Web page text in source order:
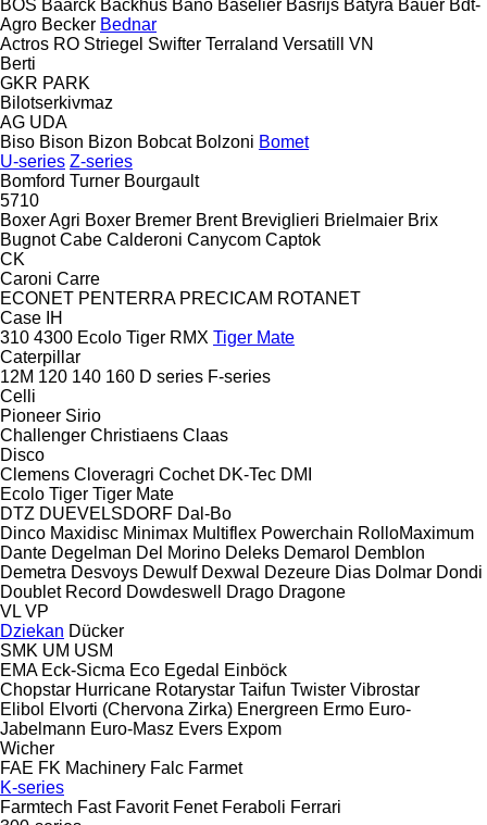
BOS Baarck Backhus Bano Baselier Basrijs Batyra Bauer Bdt-
Agro Becker Bednar
Actros RO Striegel Swifter Terraland Versatill VN
Berti
GKR PARK
Bilotserkivmaz
AG UDA
Biso Bison Bizon Bobcat Bolzoni Bomet
U-series Z-series
Bomford Turner Bourgault
5710
Boxer Agri Boxer Bremer Brent Breviglieri Brielmaier Brix
Bugnot Cabe Calderoni Canycom Captok
CK
Caroni Carre
ECONET PENTERRA PRECICAM ROTANET
Case IH
310 4300 Ecolo Tiger RMX Tiger Mate
Caterpillar
12M 120 140 160 D series F-series
Celli
Pioneer Sirio
Challenger Christiaens Claas
Disco
Clemens Cloveragri Cochet DK-Tec DMI
Ecolo Tiger Tiger Mate
DTZ DUEVELSDORF Dal-Bo
Dinco Maxidisc Minimax Multiflex Powerchain RolloMaximum
Dante Degelman Del Morino Deleks Demarol Demblon
Demetra Desvoys Dewulf Dexwal Dezeure Dias Dolmar Dondi
Doublet Record Dowdeswell Drago Dragone
VL VP
Dziekan Dücker
SMK UM USM
EMA Eck-Sicma Eco Egedal
Einböck
Chopstar Hurricane Rotarystar Taifun Twister Vibrostar
Elibol Elvorti (Chervona Zirka) Energreen Ermo Euro-
Jabelmann Euro-Masz Evers Expom
Wicher
FAE FK Machinery Falc Farmet
K-series
Farmtech Fast Favorit Fenet Feraboli Ferrari